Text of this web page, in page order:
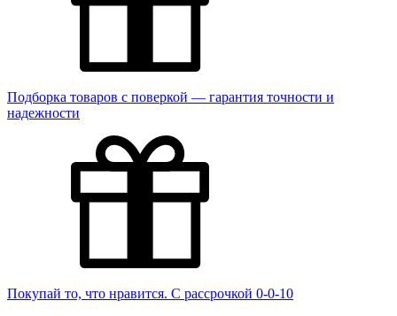
Подборка товаров с поверкой — гарантия точности и
надежности
Покупай то, что нравится. С рассрочкой 0-0-10